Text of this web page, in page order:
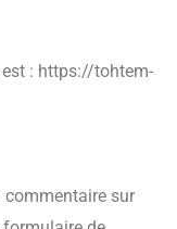
est : https://tohtem-
commentaire sur